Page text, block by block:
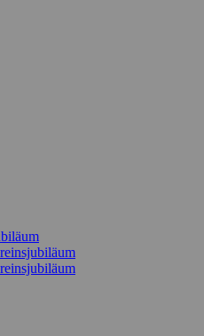
1921 e.V.
Familie